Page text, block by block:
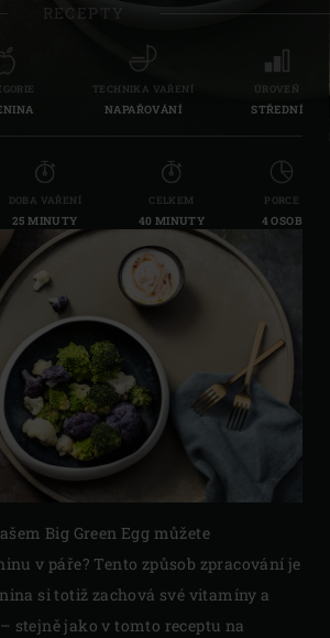
RECEPTY
TECHNIKA VAŘENÍ
NAPAŘOVÁNÍ
ÚROVEŇ
STŘEDNÍ
DOBA VAŘENÍ
25 MINUTY
CELKEM
40 MINUTY
PORCE
4 OSOB
Big Green Egg můžete
v páře? Tento způsob zpracování je
si totiž zachová své vitamíny a
stejně jako v tomto receptu na